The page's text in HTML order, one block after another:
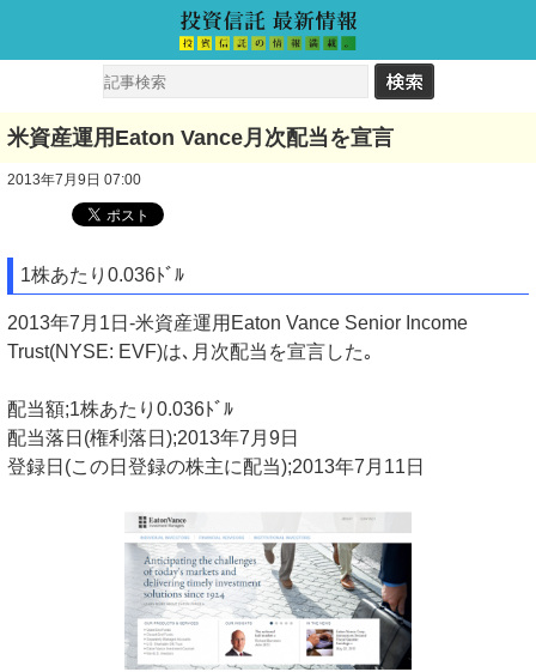
米資産運用Eaton Vance月次配当を宣言
2013年7月9日 07:00
1株あたり0.036ﾄﾞﾙ
2013年7月1日-米資産運用Eaton Vance Senior Income
Trust(NYSE: EVF)は､月次配当を宣言した｡
配当額;1株あたり0.036ﾄﾞﾙ
配当落日(権利落日);2013年7月9日
登録日(この日登録の株主に配当);2013年7月11日